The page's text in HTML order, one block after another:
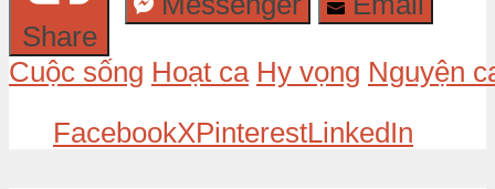
Share
Cuộc sống Hoạt ca Hy vọng Nguyện
FacebookXPinterestLinkedIn